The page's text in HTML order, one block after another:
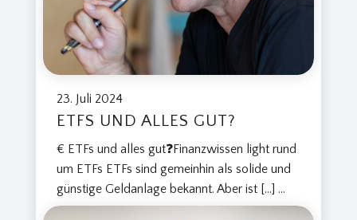
23. Juli 2024
ETFS UND ALLES GUT?
€ ETFs und alles gut❓Finanzwissen light rund
um ETFs ETFs sind gemeinhin als solide und
günstige Geldanlage bekannt. Aber ist […] ...